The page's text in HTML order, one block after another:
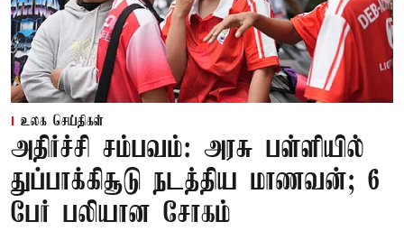
உலக செய்திகள்
அதிர்ச்சி சம்பவம்: அரசு பள்ளியில்
துப்பாக்கிசூடு நடத்திய மாணவன்; 6
பேர் பலியான சோகம்